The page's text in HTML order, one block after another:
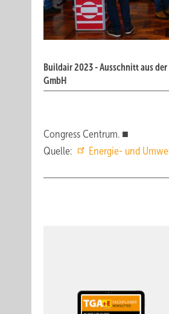
Buildair 2023 - Ausschnitt aus
GmbH
Congress Centrum. ■
Quelle:
Energie- und